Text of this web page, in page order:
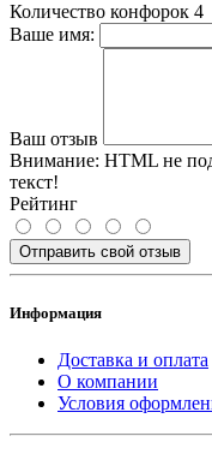
Количество конфорок 4
Ваше имя:
Ваш отзыв
Внимание: HTML не
текст!
Рейтинг
Отправить свой отзыв
Информация
Доставка и оплата
О компании
Условия